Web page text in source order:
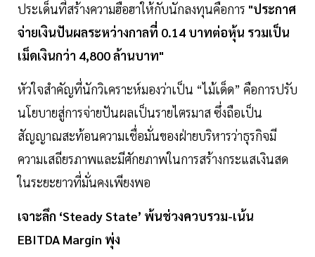
ประเด็นที่สร้างความฮือฮาให้กับนักลงทุนคือการ "ประกาศ
จ่ายเงินปันผลระหว่างกาลที่ 0.14 บาทต่อหุ้น รวมเป็น
เม็ดเงินกว่า 4,800 ล้านบาท"
หัวใจสำคัญที่นักวิเคราะห์มองว่าเป็น “ไม้เด็ด” คือการปรับ
นโยบายสู่การจ่ายปันผลเป็นรายไตรมาส ซึ่งถือเป็น
สัญญาณสะท้อนความเชื่อมั่นของฝ่ายบริหารว่าธุรกิจมี
ความเสถียรภาพและมีศักยภาพในการสร้างกระแสเงินสด
ในระยะยาวที่มั่นคงเพียงพอ
เจาะลึก ‘Steady State’ พ้นช่วงควบรวม-เน้น
EBITDA Margin พุ่ง